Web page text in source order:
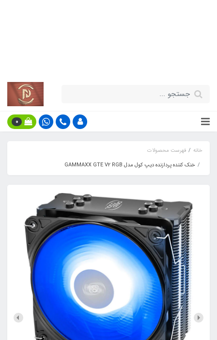
0
خانه
فهرست محصولات
خنک کننده پردازنده دیپ کول مدل GAMMAXX GTE V2 RGB